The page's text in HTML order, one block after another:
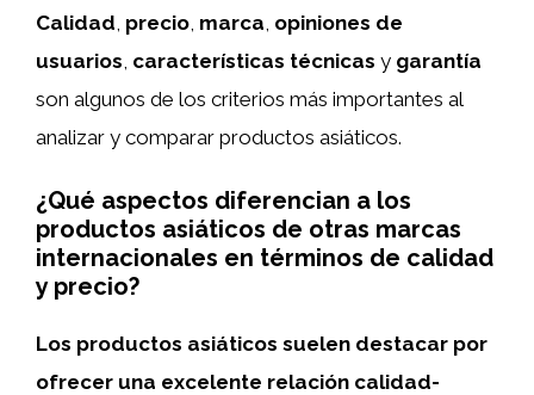
Calidad precio marca opiniones de
usuarios características técnicas y garantía
son algunos de los criterios más importantes al
analizar y comparar productos asiáticos.
¿Qué aspectos diferencian a los
productos asiáticos de otras marcas
internacionales en términos de calidad
y precio?
Los productos asiáticos suelen destacar por
ofrecer una excelente relación calidad-